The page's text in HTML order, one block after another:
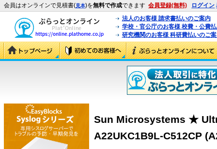
会員はオンラインで見積書(見本)を無料で作成できます 会員登録(無料) ログイン
法人のお客様 請求書払いのご案内
学校・官公庁のお客様 校費・公費
研究機関のお客様 科研費払いのご
Sun Microsystems ★
A22UKC1B9L-C512CP